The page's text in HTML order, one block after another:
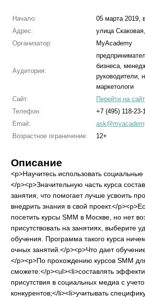
Начало:
05 марта 2019,
Адрес:
улица
Организатор:
MyAcademy
Аудитория:
бизнеса,
руководители,
маркетологи
Сайт:
Перейти на
Телефон:
+7 (495) 118-23-
Email:
Возрастное ограничение:
12+
Описание
<p>Научитесь использовать
</p><p>Значительную часть курса
занятия, что помогает лучше усвоить
внедрить знания в свой проект.</
посетить курсы SMM в Москве, но нет
присутствовать на занятиях, выберите
обучения. Программа такого курса
очных занятий.</p><p>Что дает
</p><p>По прохождению курсов SMM
сможете:</p><ul><li>составлять
присутствия в социальных медиа с
конкурентов;</li><li>учитывать